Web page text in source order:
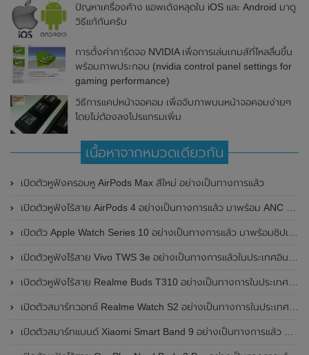
ปัญหาเครื่องค้าง แอพเด้งหลุดใน iOS และ Android มาดู
วิธีแก้กันครับ
การตั้งค่าการ์ดจอ NVIDIA เพื่อการเล่นเกมส์ที่ไหลลื่นขึ้น
พร้อมภาพประกอบ (nvidia control panel settings for
gaming performance)
วิธีการแคปหน้าจอคอม เพื่อจับภาพบนหน้าจอคอมง่ายๆ
โดยไม่ต้องลงโปรแกรมเพิ่ม
เนื้อหาจากหมวดเดียวกัน
เปิดตัวหูฟังครอบหู AirPods Max สีใหม่ อย่างเป็นทางการแล้ว
เปิดตัวหูฟังไร้สาย AirPods 4 อย่างเป็นทางการแล้ว มาพร้อม ANC และฟีเจอร์ใหม่มากมาย
เปิดตัว Apple Watch Series 10 อย่างเป็นทางการแล้ว มาพร้อมชิปเซ็ตรุ่น S10
เปิดตัวหูฟังไร้สาย Vivo TWS 3e อย่างเป็นทางการแล้วในประเทศอินเดีย มาพร้อมระบบตัดเสียงรบกวน ANC ที่ 30dB , ป้องกันฝุ่นและกันน้ำที่ระดับ IP54 , แบตเตอรี่สามารถใช้งานนานสูงสุด 36 ชั่วโมง
เปิดตัวหูฟังไร้สาย Realme Buds T310 อย่างเป็นทางการในประเทศอินเดีย มาพร้อมระบบตัดเสียงรบกวน ANC สูงสุด 46dB , เสียงรอบทิศทาง 360 องศา , แบตเตอรี่สามารถใช้งานได้นานสูงสุด 40 ชั่วโมง
เปิดตัวสมาร์ทวอทช์ Realme Watch S2 อย่างเป็นทางการในประเทศอินเดีย มาพร้อมตัวเรือนสแตนเลสสตีล , หน้าจอแสดงผล AMOLED ขนาด 1.43 นิ้ว , แบตเตอรี่ขนาดใหญ่ใช้งานได้นาน 20 วัน และรองรับคำสั่งเสียง Super AI Engine ที่ขับเคลื่อนโดย ChatGPT
เปิดตัวสมาร์ทแบนด์ Xiaomi Smart Band 9 อย่างเป็นทางการแล้ว มาพร้อมหน้าจอ AMOLED ขนาด 1.62 นิ้ว , ตัวเรือนเป็นโลหะ และแบตเตอรี่สุดอึดสามารถใช้งานได้นานถึง 21 วัน